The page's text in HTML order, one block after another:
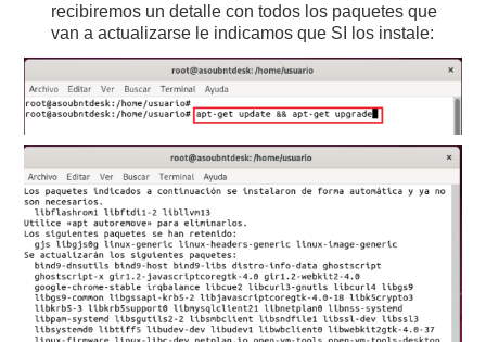
recibiremos un detalle con todos los paquetes que
van a actualizarse le indicamos que SI los instale: